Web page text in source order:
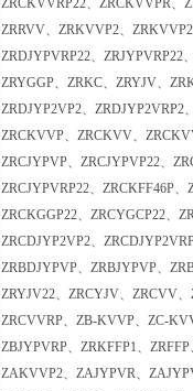
ZRCKVVRP22、ZRCKVVPR、
ZRRVV、ZRKVVP2、
ZRDJYPVRP22、
ZRYGGP、ZRKC、ZRYJV、
ZRDJYP2VP2、ZRDJYP2VRP2
ZRCKVVP、ZRCKVV、
ZRCJYPVP、ZRCJYPVP22、
ZRCJYPVRP22、ZRCKFF46P
ZRCKGGP22、ZRCYGCP22、
ZRCDJYP2VP2、
ZRBDJYPVP、ZRBJYPVP、
ZRYJV22、ZRCYJV、ZRCVV
ZRCVVRP、ZB-KVVP、ZC-
ZBJYPVRP、ZRKFFP1、
ZAKVVP2、ZAJYPVR、